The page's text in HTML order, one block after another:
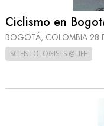
Ciclismo en
BOGOTÁ, COLOMBIA 28
SCIENTOLOGISTS @LIFE